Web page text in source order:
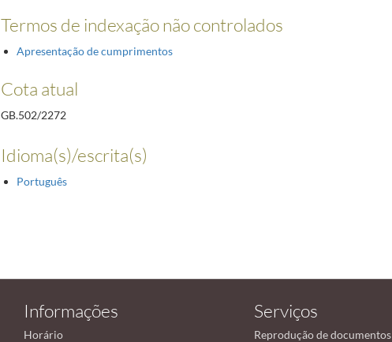
Termos de indexação não controlados
Apresentação de cumprimentos
Cota atual
GB.502/2272
Idioma(s)/escrita(s)
Português
Informações
Horário
Serviços
Reprodução de documentos